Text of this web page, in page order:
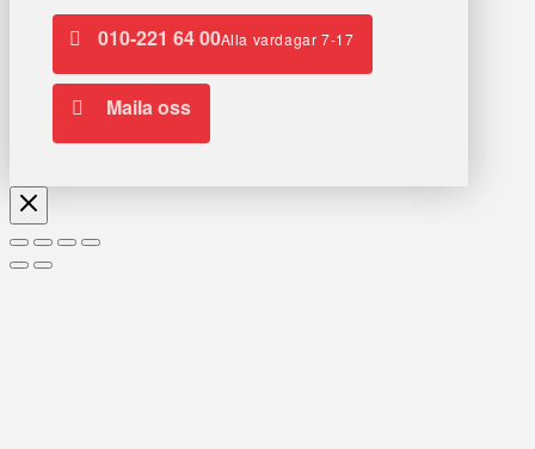
010-221 64 00Alla vardagar 7-17
Maila oss